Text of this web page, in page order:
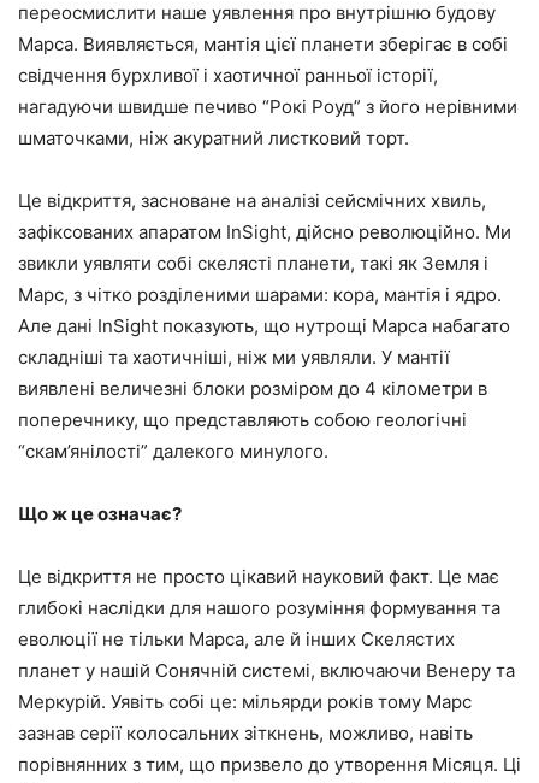
переосмислити наше уявлення про внутрішню будову
Марса. Виявляється, мантія цієї планети зберігає в собі
свідчення бурхливої і хаотичної ранньої історії,
нагадуючи швидше печиво “Рокі Роуд” з його нерівними
шматочками, ніж акуратний листковий торт.
Це відкриття, засноване на аналізі сейсмічних хвиль,
зафіксованих апаратом InSight, дійсно революційно. Ми
звикли уявляти собі скелясті планети, такі як Земля і
Марс, з чітко розділеними шарами: кора, мантія і ядро.
Але дані InSight показують, що нутрощі Марса набагато
складніші та хаотичніші, ніж ми уявляли. У мантії
виявлені величезні блоки розміром до 4 кілометри в
поперечнику, що представляють собою геологічні
“скам’янілості” далекого минулого.
Що ж це означає?
Це відкриття не просто цікавий науковий факт. Це має
глибокі наслідки для нашого розуміння формування та
еволюції не тільки Марса, але й інших Скелястих
планет у нашій Сонячній системі, включаючи Венеру та
Меркурій. Уявіть собі це: мільярди років тому Марс
зазнав серії колосальних зіткнень, можливо, навіть
порівнянних з тим, що призвело до утворення Місяця. Ці